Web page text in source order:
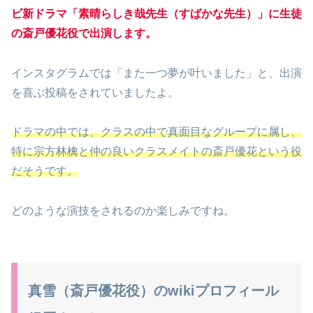
ビ新ドラマ「素晴らしき哉先生（すばかな先生）」に生徒
の斎戸優花役で出演します。
インスタグラムでは「また一つ夢が叶いました」と、出演
を喜ぶ投稿をされていましたよ。
ドラマの中では、クラスの中で真面目なグループに属し、
特に宗方林檎と仲の良いクラスメイトの斎戸優花という役
だそうです。
どのような演技をされるのか楽しみですね。
真雪（斎戸優花役）のwikiプロフィール